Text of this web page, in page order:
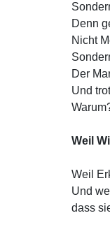
Denn
Nicht
Der
Und
Weil
Weil
Und
dass